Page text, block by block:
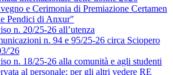
e Cerimonia di Premiazione Certamen
Pendici di Anxur"
n. 20/25-26 all’utenza
n. 94 e 95/25-26 circa Sciopero
'26
n. 18/25-26 alla comunità e agli studenti
al personale; per gli altri vedere RE